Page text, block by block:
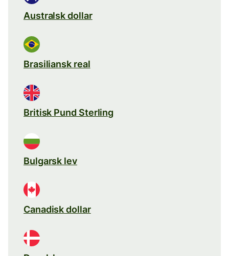
Australsk dollar
Brasiliansk real
Britisk Pund Sterling
Bulgarsk lev
Canadisk dollar